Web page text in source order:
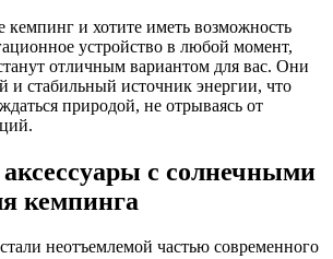
кемпинг и хотите иметь возможность
устройство в любой момент,
отличным вариантом для вас. Они
и стабильный источник энергии, что
природой, не отрываясь от
с солнечными
кемпинга
неотъемлемой частью современного